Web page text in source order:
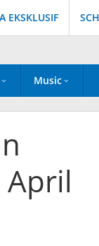
EKSKLUSIF
Music